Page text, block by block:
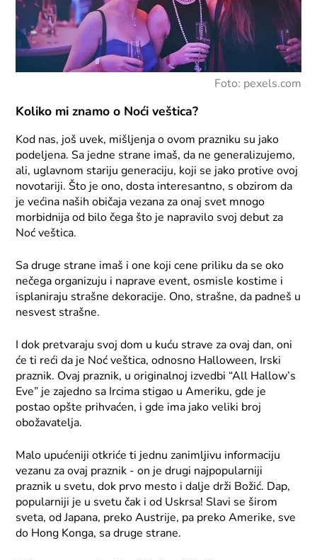
Foto: pexels.com
Koliko mi znamo o Noći veštica?
Kod nas, još uvek, mišljenja o ovom prazniku su jako
podeljena. Sa jedne strane imaš, da ne generalizujemo,
ali, uglavnom stariju generaciju, koji se jako protive ovoj
novotariji. Što je ono, dosta interesantno, s obzirom da
je većina naših običaja vezana za onaj svet mnogo
morbidnija od bilo čega što je napravilo svoj debut za
Noć veštica.
Sa druge strane imaš i one koji cene priliku da se oko
nečega organizuju i naprave event, osmisle kostime i
isplaniraju strašne dekoracije. Ono, strašne, da padneš u
nesvest strašne.
I dok pretvaraju svoj dom u kuću strave za ovaj dan, oni
će ti reći da je Noć veštica, odnosno Halloween, Irski
praznik. Ovaj praznik, u originalnoj izvedbi “All Hallow’s
Eve” je zajedno sa Ircima stigao u Ameriku, gde je
postao opšte prihvaćen, i gde ima jako veliki broj
obožavatelja.
Malo upućeniji otkriće ti jednu zanimljivu informaciju
vezanu za ovaj praznik - on je drugi najpopularniji
praznik u svetu, dok prvo mesto i dalje drži Božić. Dap,
popularniji je u svetu čak i od Uskrsa! Slavi se širom
sveta, od Japana, preko Austrije, pa preko Amerike, sve
do Hong Konga, sa druge strane.